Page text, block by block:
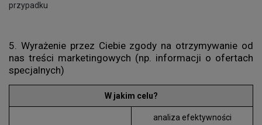
przypadku
5. Wyrażenie przez Ciebie zgody na otrzymywanie od
nas treści marketingowych (np. informacji o ofertach
specjalnych)
W jakim celu?
analiza efektywności